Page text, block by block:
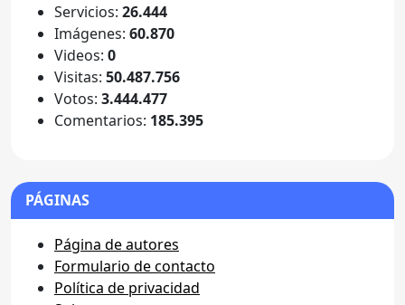
Servicios: 26.444
Imágenes: 60.870
Videos: 0
Visitas: 50.487.756
Votos: 3.444.477
Comentarios: 185.395
PÁGINAS
Página de autores
Formulario de contacto
Política de privacidad